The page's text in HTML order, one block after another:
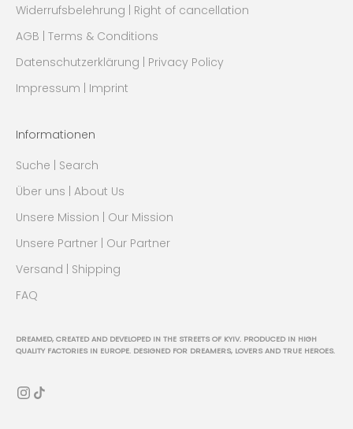
Widerrufsbelehrung | Right of cancellation
AGB | Terms & Conditions
Datenschutzerklärung | Privacy Policy
Impressum | Imprint
Informationen
Suche | Search
Über uns | About Us
Unsere Mission | Our Mission
Unsere Partner | Our Partner
Versand | Shipping
FAQ
DREAMED, CREATED AND DEVELOPED IN THE STREETS OF KYIV. PRODUCED IN HIGH
QUALITY FACTORIES IN EUROPE. DESIGNED FOR DREAMERS, LOVERS AND TRUE HEROES.